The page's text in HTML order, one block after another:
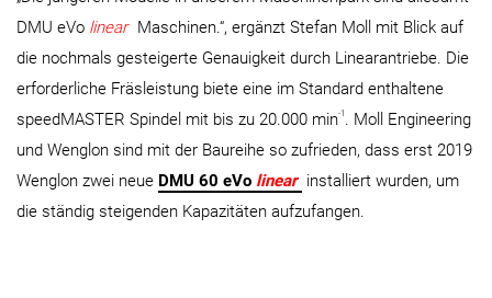
DMU eVo linear Maschinen.“, ergänzt Stefan Moll mit Blick auf
die nochmals gesteigerte Genauigkeit durch Linearantriebe. Die
erforderliche Fräsleistung biete eine im Standard enthaltene
speedMASTER Spindel mit bis zu 20.000 min-1 . Moll Engineering
und Wenglon sind mit der Baureihe so zufrieden, dass erst 2019
Wenglon zwei neue DMU 60 eVo linear installiert wurden, um
die ständig steigenden Kapazitäten aufzufangen.